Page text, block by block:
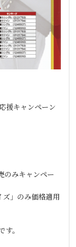
援キャンペーン
のみキャンペー
ズ」のみ価格適用
。